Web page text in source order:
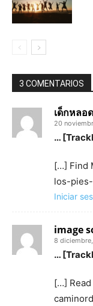
3 COMENTARIOS
เด็กหลอ
20
…
[…] Find
los-
Iniciar
image
8
…
[…]